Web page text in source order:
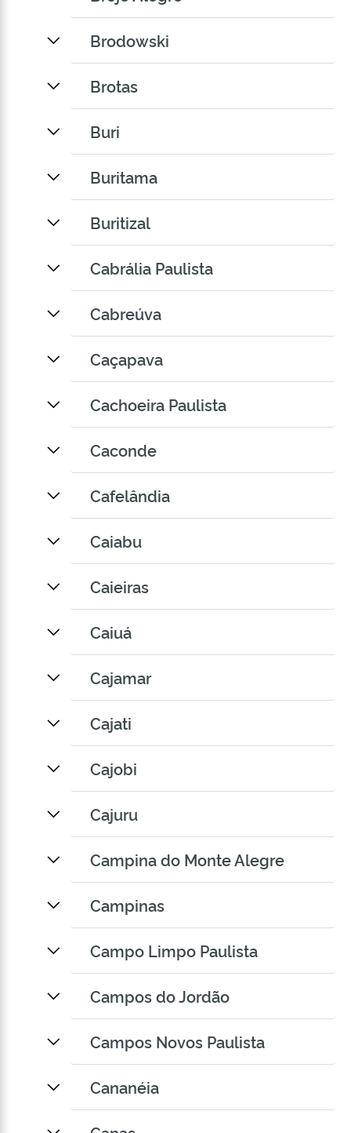
Brodowski
Brotas
Buri
Buritama
Buritizal
Cabrália Paulista
Cabreúva
Caçapava
Cachoeira Paulista
Caconde
Cafelândia
Caiabu
Caieiras
Caiuá
Cajamar
Cajati
Cajobi
Cajuru
Campina do Monte Alegre
Campinas
Campo Limpo Paulista
Campos do Jordão
Campos Novos Paulista
Cananéia